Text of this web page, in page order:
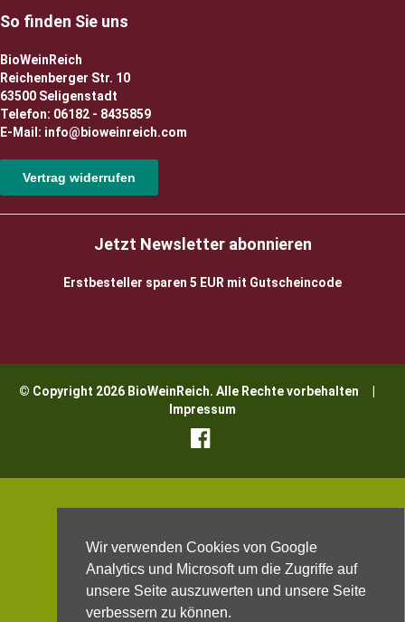
Wir verwenden Cookies von Google
Analytics und Microsoft um die Zugriffe auf
unsere Seite auszuwerten und unsere Seite
verbessern zu können.
So finden Sie uns
BioWeinReich
Reichenberger Str. 10
63500 Seligenstadt
Telefon: 06182 - 8435859
E-Mail: info@bioweinreich.com
Vertrag widerrufen
Jetzt Newsletter abonnieren
Erstbesteller sparen 5 EUR mit Gutscheincode
© Copyright 2026 BioWeinReich. Alle Rechte vorbehalten |
Impressum